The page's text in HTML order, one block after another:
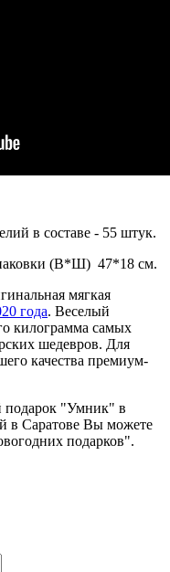
в составе - 55 штук.
(В*Ш) 47*18 см.
мягкая
года. Веселый
килограмма самых
шедевров. Для
качества премиум-
подарок "Умник" в
в Саратове Вы можете
подарков".